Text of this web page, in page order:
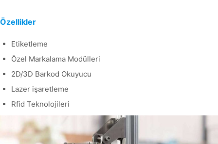
Özellikler
Etiketleme
Özel Markalama Modülleri
2D/3D Barkod Okuyucu
Lazer işaretleme
Rfid Teknolojileri